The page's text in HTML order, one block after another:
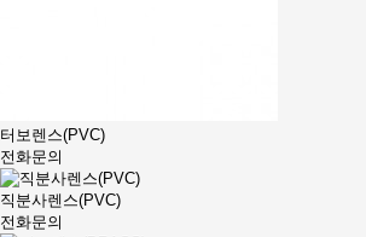
터보렌스(PVC)
전화문의
직분사렌스(PVC)
전화문의